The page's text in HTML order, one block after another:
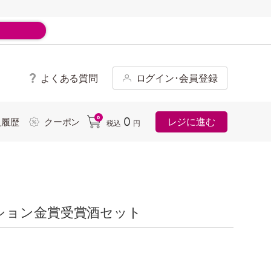
よくある質問 ログイン･会員登録
歴 クーポン 0
税込 0 円 レジに進む
ン金賞受賞酒セット